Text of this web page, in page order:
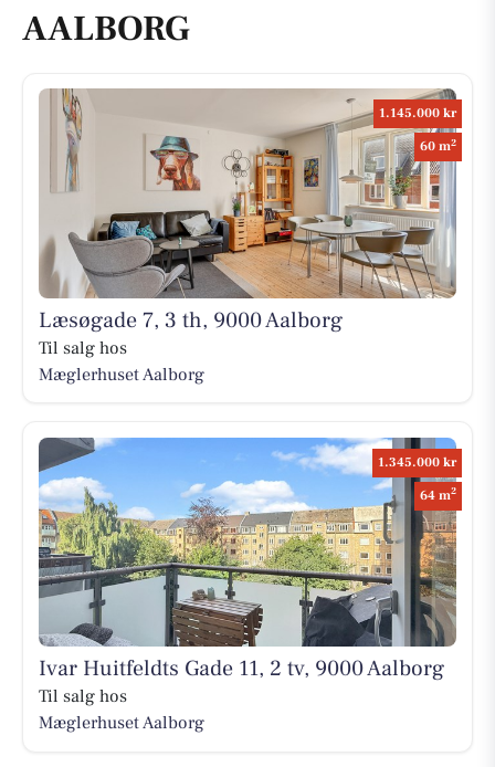
AALBORG
1.145.000 kr
60 m2
Læsøgade 7, 3 th, 9000 Aalborg
Til salg hos
Mæglerhuset Aalborg
1.345.000 kr
64 m2
Ivar Huitfeldts Gade 11, 2 tv, 9000 Aalborg
Til salg hos
Mæglerhuset Aalborg